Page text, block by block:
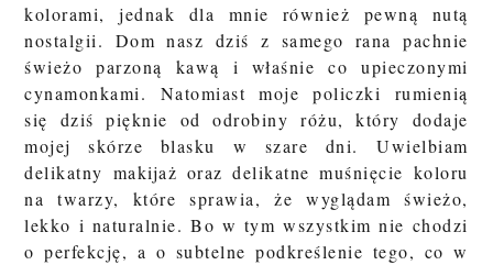
kolorami, jednak dla mnie również pewną nutą
nostalgii. Dom nasz dziś z samego rana pachnie
świeżo parzoną kawą i właśnie co upieczonymi
cynamonkami. Natomiast moje policzki rumienią
się dziś pięknie od odrobiny różu, który dodaje
mojej skórze blasku w szare dni. Uwielbiam
delikatny makijaż oraz delikatne muśnięcie koloru
na twarzy, które sprawia, że wyglądam świeżo,
lekko i naturalnie. Bo w tym wszystkim nie chodzi
o perfekcję, a o subtelne podkreślenie tego, co w